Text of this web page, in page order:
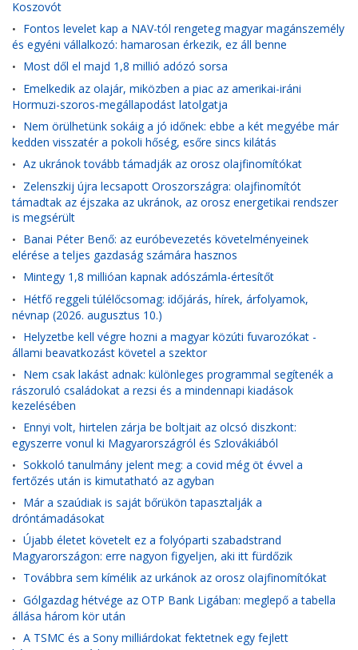
Koszovót
• Fontos levelet kap a NAV-tól rengeteg magyar magánszemély
és egyéni vállalkozó: hamarosan érkezik, ez áll benne
• Most dől el majd 1,8 millió adózó sorsa
• Emelkedik az olajár, miközben a piac az amerikai-iráni
Hormuzi-szoros-megállapodást latolgatja
• Nem örülhetünk sokáig a jó időnek: ebbe a két megyébe már
kedden visszatér a pokoli hőség, esőre sincs kilátás
• Az ukránok tovább támadják az orosz olajfinomítókat
• Zelenszkij újra lecsapott Oroszországra: olajfinomítót
támadtak az éjszaka az ukránok, az orosz energetikai rendszer
is megsérült
• Banai Péter Benő: az euróbevezetés követelményeinek
elérése a teljes gazdaság számára hasznos
• Mintegy 1,8 millióan kapnak adószámla-értesítőt
• Hétfő reggeli túlélőcsomag: időjárás, hírek, árfolyamok,
névnap (2026. augusztus 10.)
• Helyzetbe kell végre hozni a magyar közúti fuvarozókat -
állami beavatkozást követel a szektor
• Nem csak lakást adnak: különleges programmal segítenék a
rászoruló családokat a rezsi és a mindennapi kiadások
kezelésében
• Ennyi volt, hirtelen zárja be boltjait az olcsó diszkont:
egyszerre vonul ki Magyarországról és Szlovákiából
• Sokkoló tanulmány jelent meg: a covid még öt évvel a
fertőzés után is kimutatható az agyban
• Már a szaúdiak is saját bőrükön tapasztalják a
dróntámadásokat
• Újabb életet követelt ez a folyóparti szabadstrand
Magyarországon: erre nagyon figyeljen, aki itt fürdőzik
• Továbbra sem kímélik az urkánok az orosz olajfinomítókat
• Gólgazdag hétvége az OTP Bank Ligában: meglepő a tabella
állása három kör után
• A TSMC és a Sony milliárdokat fektetnek egy fejlett